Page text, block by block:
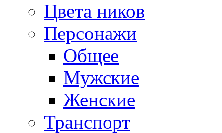
Цвета ников
Персонажи
Общее
Мужские
Женские
Транспорт